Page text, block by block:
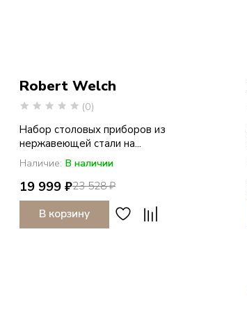
Robert Welch
(0)
Набор столовых приборов из
нержавеющей стали на...
Наличие: В наличии
23 528 ₽
19 999 ₽
В корзину